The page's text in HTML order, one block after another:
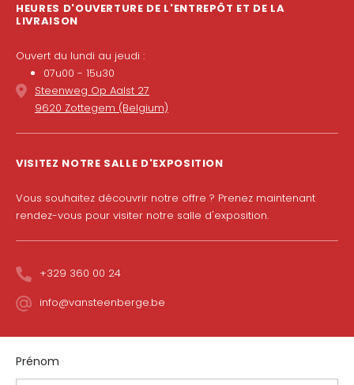
Prénom
HEURES D'OUVERTURE DE L'ENTREPÔT ET DE LA
LIVRAISON
Ouvert du lundi au jeudi :
07u00 - 15u30
Steenweg Op Aalst 27
9620 Zottegem (Belgium)
VISITEZ NOTRE SALLE D'EXPOSITION
Vous souhaitez découvrir notre offre ? Prenez maintenant
rendez-vous pour visiter notre salle d'exposition.
+329 360 00 24
info@vansteenberge.be